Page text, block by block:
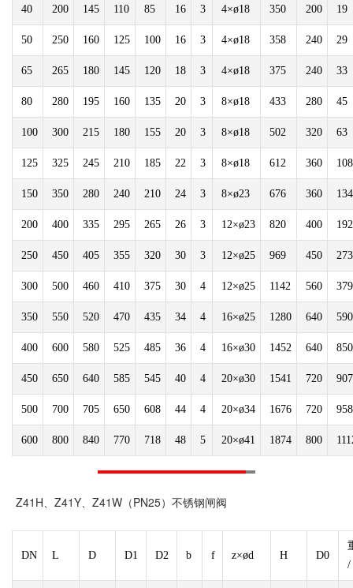
40 200 145 110 85 16 3 4×ø18 350 200 19
50 250 160 125 100 16 3 4×ø18 358 240 29
65 265 180 145 120 18 3 4×ø18 375 240 33
80 280 195 160 135 20 3 8×ø18 433 280 45
100 300 215 180 155 20 3 8×ø18 502 320 63
125 325 245 210 185 22 3 8×ø18 612 360 108
150 350 280 240 210 24 3 8×ø23 676 360 134
200 400 335 295 265 26 3 12×ø23 820 400 192
250 450 405 355 320 30 3 12×ø25 969 450 273
300 500 460 410 375 30 4 12×ø25 1142 560 379
350 550 520 470 435 34 4 16×ø25 1280 640 590
400 600 580 525 485 36 4 16×ø30 1452 640 850
450 650 640 585 545 40 4 20×ø30 1541 720 907
500 700 705 650 608 44 4 20×ø34 1676 720 958
600 800 840 770 718 48 5 20×ø41 1874 800
Z41H、Z41Y、Z41W（PN25）不锈钢闸阀
DN L D D1 D2 b f z×ød H D0
/